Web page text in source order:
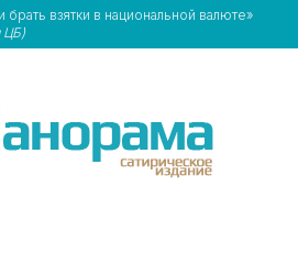
взятки в национальной валюте»
ЦБ)